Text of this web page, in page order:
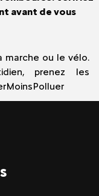
avant de vous
marche ou le vélo.
prenez les